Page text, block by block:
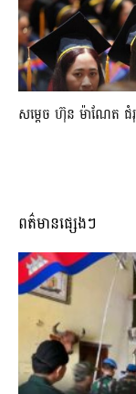
សម្តេច ហ៊ុន ម៉ាណែត
ពត៌មានផ្សេងៗ